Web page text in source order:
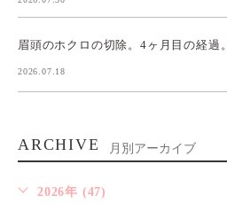
眉頭のホクロの切除。4ヶ月目の経過。
2026.07.18
ARCHIVE 月別アーカイブ
2026年 (47)